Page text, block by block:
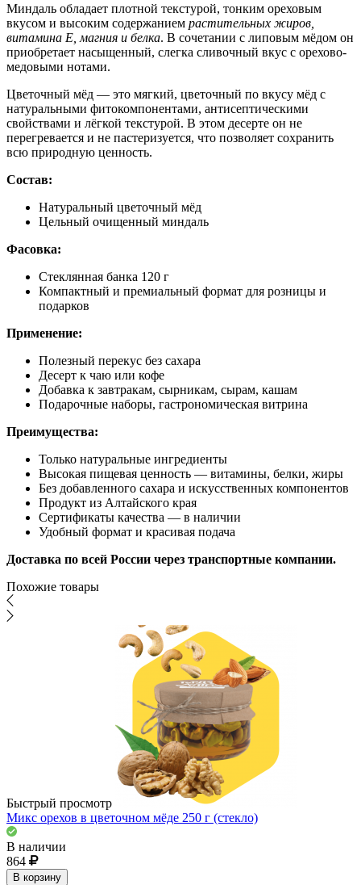
Миндаль обладает плотной текстурой, тонким ореховым
вкусом и высоким содержанием растительных жиров,
витамина Е, магния и белка. В сочетании с липовым мёдом он
приобретает насыщенный, слегка сливочный вкус с орехово-
медовыми нотами.
Цветочный мёд — это мягкий, цветочный по вкусу мёд с
натуральными фитокомпонентами, антисептическими
свойствами и лёгкой текстурой. В этом десерте он не
перегревается и не пастеризуется, что позволяет сохранить
всю природную ценность.
Состав:
Натуральный цветочный мёд
Цельный очищенный миндаль
Фасовка:
Стеклянная банка 120 г
Компактный и премиальный формат для розницы и
подарков
Применение:
Полезный перекус без сахара
Десерт к чаю или кофе
Добавка к завтракам, сырникам, сырам, кашам
Подарочные наборы, гастрономическая витрина
Преимущества:
Только натуральные ингредиенты
Высокая пищевая ценность — витамины, белки, жиры
Без добавленного сахара и искусственных компонентов
Продукт из Алтайского края
Сертификаты качества — в наличии
Удобный формат и красивая подача
Доставка по всей России через транспортные компании.
Похожие товары
Быстрый просмотр
Микс орехов в цветочном мёде 250 г (стекло)
В наличии
864
В корзину